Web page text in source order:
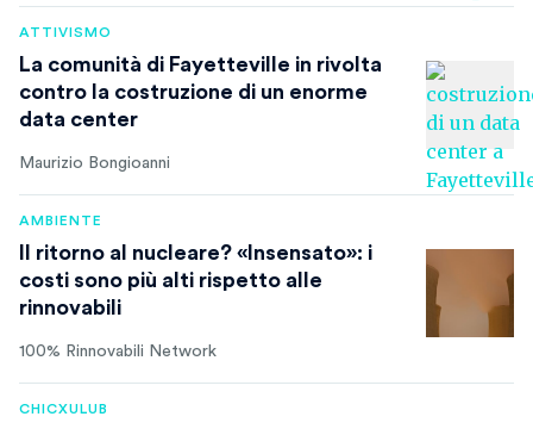
ATTIVISMO
La comunità di Fayetteville in rivolta
contro la costruzione di un enorme
data center
Maurizio Bongioanni
AMBIENTE
Il ritorno al nucleare? «Insensato»: i
costi sono più alti rispetto alle
rinnovabili
100% Rinnovabili Network
CHICXULUB